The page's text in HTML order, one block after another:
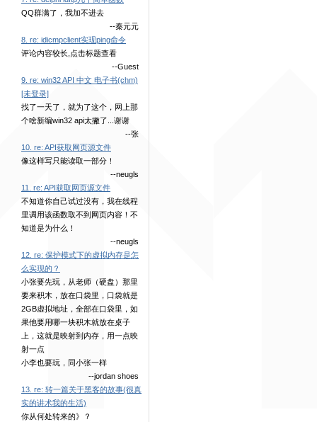
QQ群满了，我加不进去
--秦元元
8. re: idicmpclient实现ping命令
评论内容较长,点击标题查看
--Guest
9. re: win32 API 中文 电子书(chm)
[未登录]
找了一天了，就为了这个，网上那
个啥新编win32 api太撇了...谢谢
--张
10. re: API获取网页源文件
像这样写只能读取一部分！
--neugls
11. re: API获取网页源文件
不知道你自己试过没有，我在线程
里调用该函数取不到网页内容！不
知道是为什么！
--neugls
12. re: 保护模式下的虚拟内存是怎
么实现的？
小张要先玩，从老师（硬盘）那里
要来积木，放在口袋里，口袋就是
2GB虚拟地址，全部在口袋里，如
果他要用哪一块积木就放在桌子
上，这就是映射到内存，用一点映
射一点
小李也要玩，同小张一样
--jordan shoes
13. re: 转一篇关于黑客的故事(很真
实的讲术我的生活)
你从何处转来的》？